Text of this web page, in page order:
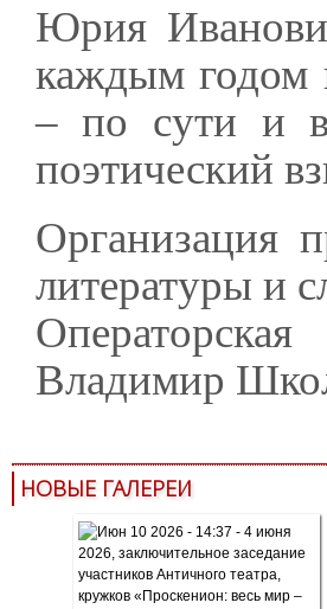
Юрия
каждым годом
– по сути и в
поэтический
Организация
литературы и
Владимир
НОВЫЕ ГАЛЕРЕИ